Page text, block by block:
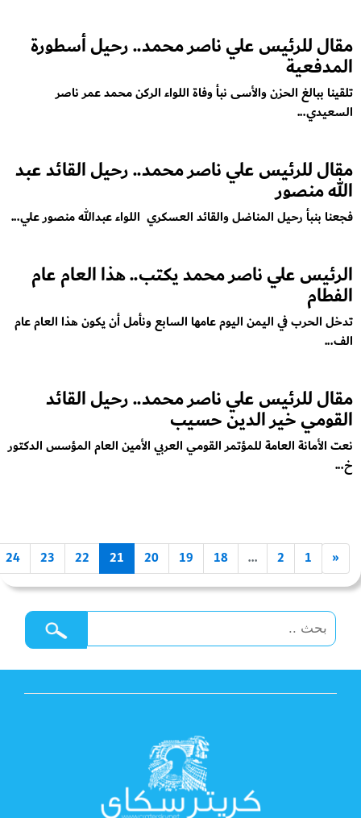
مقال للرئيس علي ناصر محمد.. رحيل أسطورة
المدفعية
تلقينا ببالغ الحزن والأسى نبأ وفاة اللواء الركن محمد عمر ناصر
السعيدي...
مقال للرئيس علي ناصر محمد.. رحيل القائد عبد
الله منصور
فجعنا بنبأ رحيل المناضل والقائد العسكري اللواء عبدالله منصور علي...
الرئيس علي ناصر محمد يكتب.. هذا العام عام
الفطام
تدخل الحرب في اليمن اليوم عامها السابع ونأمل أن يكون هذا العام عام
الف...
مقال للرئيس علي ناصر محمد.. رحيل القائد
القومي خير الدين حسيب
نعت الأمانة العامة للمؤتمر القومي العربي الأمين العام المؤسس الدكتور
خ...
«
1
2
...
18
19
20
21
22
23
24